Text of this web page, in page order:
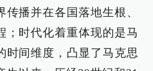
播并在各国落地生根、
；时代化着重体现的是马
时间维度，凸显了马克思